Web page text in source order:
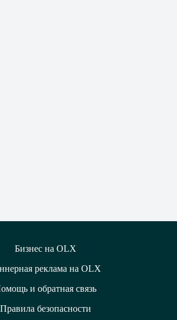
Бизнес на OLX
реклама на OLX
и обратная связь
Правила безопасности